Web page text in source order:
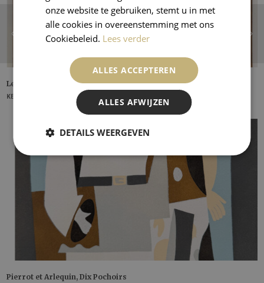
Le Coquelicot
KEES VAN DONGEN
Pierrot et Arlequin, Dix Pochoirs
onze website te gebruiken, stemt u in met
alle cookies in overeenstemming met ons
Cookiebeleid. Lees verder
ALLES ACCEPTEREN
ALLES AFWIJZEN
DETAILS WEERGEVEN